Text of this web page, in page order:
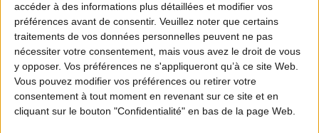
accéder à des informations plus détaillées et modifier vos
préférences avant de consentir. Veuillez noter que certains
traitements de vos données personnelles peuvent ne pas
nécessiter votre consentement, mais vous avez le droit de vous
y opposer. Vos préférences ne s'appliqueront qu’à ce site Web.
Vous pouvez modifier vos préférences ou retirer votre
consentement à tout moment en revenant sur ce site et en
cliquant sur le bouton "Confidentialité" en bas de la page Web.